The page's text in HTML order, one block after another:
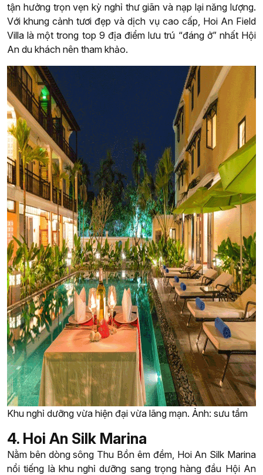
tận hưởng trọn vẹn kỳ nghỉ thư giãn và nạp lại năng lượng.
Với khung cảnh tươi đẹp và dịch vụ cao cấp, Hoi An Field
Villa là một trong top 9 địa điểm lưu trú “đáng ở” nhất Hội
An du khách nên tham khảo.
Khu nghỉ dưỡng vừa hiện đại vừa lãng mạn. Ảnh: sưu tầm
4. Hoi An Silk Marina
Nằm bên dòng sông Thu Bồn êm đềm, Hoi An Silk Marina
nổi tiếng là khu nghỉ dưỡng sang trọng hàng đầu Hội An